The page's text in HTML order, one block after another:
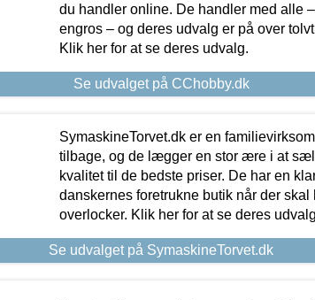
du handler online. De handler med alle
engros – og deres udvalg er på over
Klik her for at se deres udvalg.
Se udvalget på CChobby.dk
SymaskineTorvet.dk er en
tilbage, og de lægger en stor ære i at
kvalitet til de bedste priser. De har en
danskernes foretrukne butik når der
overlocker. Klik her for at se deres
Se udvalget på SymaskineTorvet.dk